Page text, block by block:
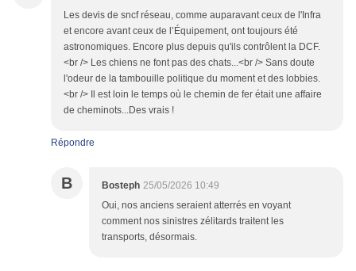
Les devis de sncf réseau, comme auparavant ceux de l'Infra
et encore avant ceux de l’Équipement, ont toujours été
astronomiques. Encore plus depuis qu'ils contrôlent la DCF.
<br /> Les chiens ne font pas des chats...<br /> Sans doute
l'odeur de la tambouille politique du moment et des lobbies.
<br /> Il est loin le temps où le chemin de fer était une affaire
de cheminots...Des vrais !
Répondre
B Bosteph 25/05/2026 10:49
Oui, nos anciens seraient atterrés en voyant
comment nos sinistres zélitards traitent les
transports, désormais.